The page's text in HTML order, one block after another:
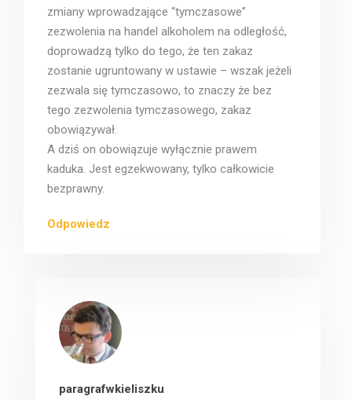
zmiany wprowadzające “tymczasowe”
zezwolenia na handel alkoholem na odległość,
doprowadzą tylko do tego, że ten zakaz
zostanie ugruntowany w ustawie – wszak jeżeli
zezwala się tymczasowo, to znaczy że bez
tego zezwolenia tymczasowego, zakaz
obowiązywał.
A dziś on obowiązuje wyłącznie prawem
kaduka. Jest egzekwowany, tylko całkowicie
bezprawny.
Odpowiedz
paragrafwkieliszku